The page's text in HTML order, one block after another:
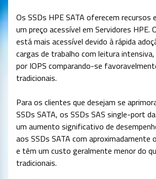
Os SSDs HPE SATA oferecem recursos
um preço acessível em Servidores HPE.
está mais acessível devido à rápida
cargas de trabalho com leitura
por IOPS comparando-se
tradicionais.
Para os clientes que desejam se
SSDs SATA, os SSDs SAS single-port
um aumento significativo de
aos SSDs SATA com aproximadamente
e têm um custo geralmente menor do
tradicionais.